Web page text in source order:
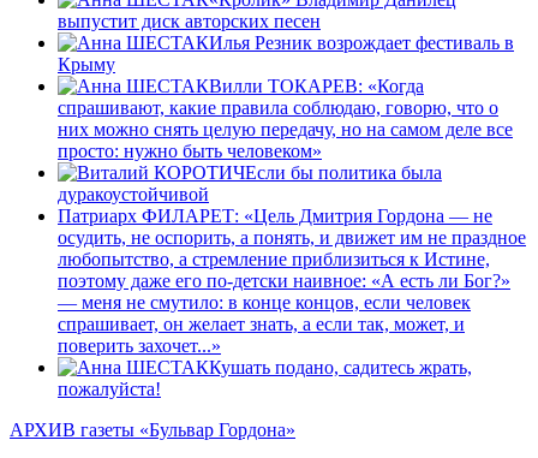
выпустит диск авторских песен
Илья Резник возрождает фестиваль в
Крыму
Вилли ТОКАРЕВ: «Когда
спрашивают, какие правила соблюдаю, говорю, что о
них можно снять целую передачу, но на самом деле все
просто: нужно быть человеком»
Если бы политика была
дуракоустойчивой
Патриарх ФИЛАРЕТ: «Цель Дмитрия Гордона — не
осудить, не оспорить, а понять, и движет им не праздное
любопытство, а стремление ­приблизиться к Истине,
поэтому даже его по-детски наивное: «А есть ли Бог?»
— меня не смутило: в конце концов, если человек
спрашивает, он желает знать, а если так, может, и
поверить захочет...»
Кушать подано, садитесь жрать,
пожалуйста!
АРХИВ газеты «Бульвар Гордона»